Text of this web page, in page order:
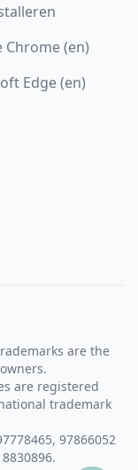
Chrome (en)
Edge (en)
are the
are registered
trademark
97866052